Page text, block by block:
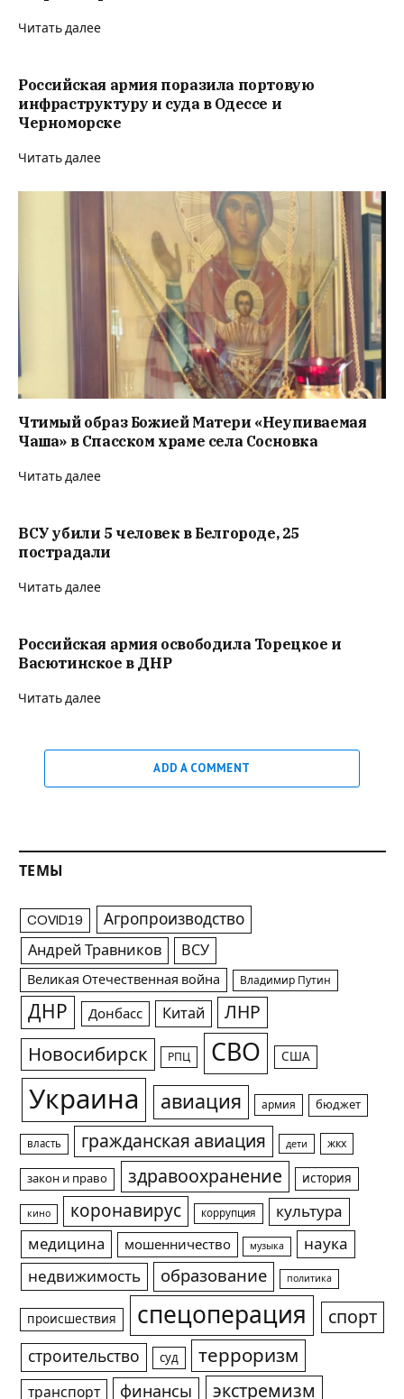
Читать далее
Российская армия поразила портовую
инфраструктуру и суда в Одессе и
Черноморске
Читать далее
Чтимый образ Божией Матери «Неупиваемая
Чаша» в Спасском храме села Сосновка
Читать далее
ВСУ убили 5 человек в Белгороде, 25
пострадали
Читать далее
Российская армия освободила Торецкое и
Васютинское в ДНР
Читать далее
ADD A COMMENT
ТЕМЫ
COVID19 Агропроизводство
Андрей Травников ВСУ
Великая Отечественная война Владимир Путин
ДНР Донбасс Китай ЛНР
Новосибирск РПЦ СВО США
Украина авиация армия бюджет
власть гражданская авиация дети жкх
закон и право здравоохранение история
кино коронавирус коррупция
культура
медицина
мошенничество музыка
наука
недвижимость
образование политика
происшествия спецоперация спорт
строительство суд терроризм
транспорт финансы экстремизм